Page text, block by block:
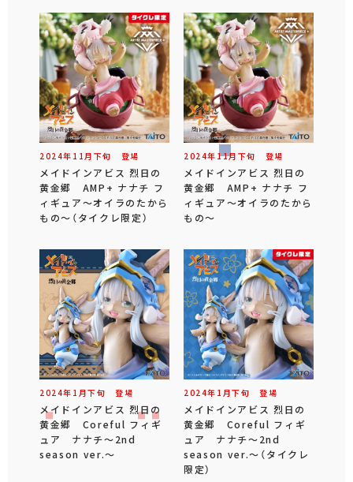
2024年 11 月 下旬 登場
メイドインアビス 烈日の
黄金郷 AMP+ ナナチ フ
ィギュア～オイラのたから
もの～（タイクレ限定）
2024年 11月 下旬 登場
メイドインアビス 烈日の
黄金郷 AMP+ ナナチ フ
ィギュア～オイラのたから
もの～
2024年 1 月下旬 登場
メイドインアビス 烈日の
黄金郷 Coreful フィギ
ュア ナナチ～2nd
season ver.～
2024年 1 月下旬 登場
メイドインアビス 烈日の
黄金郷 Coreful フィギ
ュア ナナチ～2nd
season ver.～（タイクレ
限定）